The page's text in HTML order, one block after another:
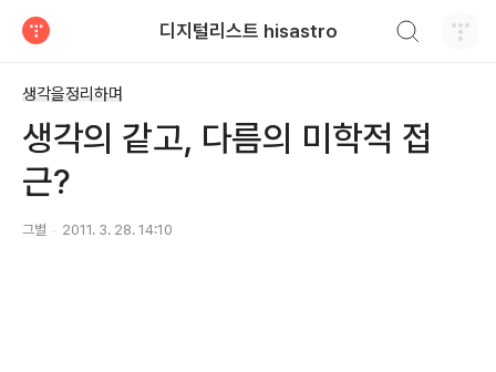
디지털리스트 hisastro
생각을정리하며
생각의 같고, 다름의 미학적 접
근?
그별 2011. 3. 28. 14:10